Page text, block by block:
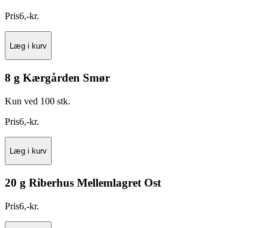
Pris6,-kr.
Læg i kurv
8 g Kærgården Smør
Kun ved 100 stk.
Pris6,-kr.
Læg i kurv
20 g Riberhus Mellemlagret Ost
Pris6,-kr.